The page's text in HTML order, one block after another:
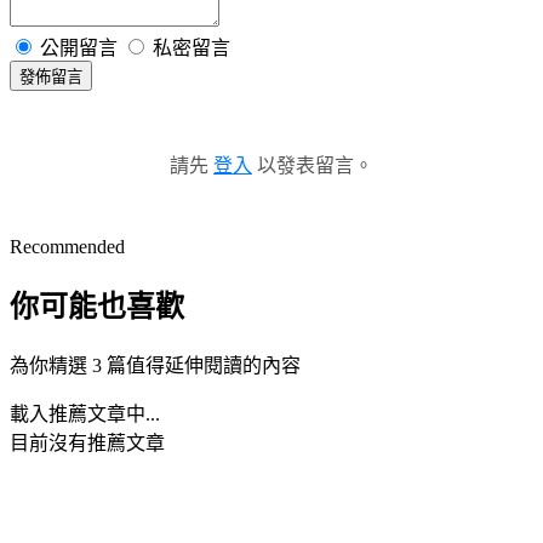
公開留言 私密留言
發佈留言
請先 登入 以發表留言。
Recommended
你可能也喜歡
為你精選 3 篇值得延伸閱讀的內容
載入推薦文章中...
目前沒有推薦文章